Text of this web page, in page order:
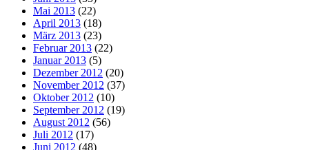
Mai 2013 (22)
April 2013 (18)
März 2013 (23)
Februar 2013 (22)
Januar 2013 (5)
Dezember 2012 (20)
November 2012 (37)
Oktober 2012 (10)
September 2012 (19)
August 2012 (56)
Juli 2012 (17)
Juni 2012 (48)